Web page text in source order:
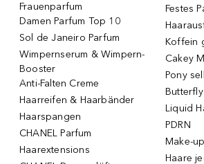
Frauenparfum
Damen Parfum Top 10
Sol de Janeiro Parfum
Wimpernserum & Wimpern-
Booster
Anti-Falten Creme
Haarreifen & Haarbänder
Haarspangen
CHANEL Parfum
Haarextensions
Festes
Koffein
Cakey
Pony
Liquid
PDRN
Make-
Haare